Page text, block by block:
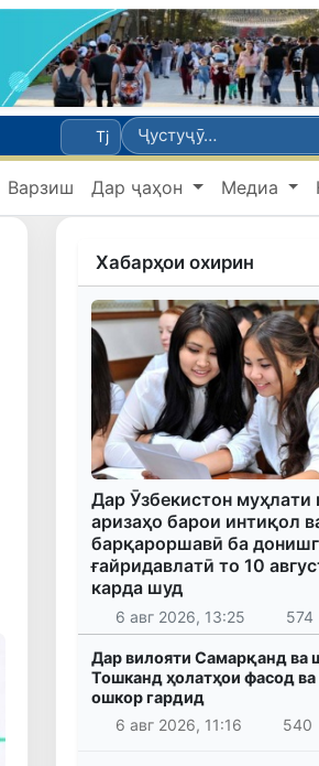
Tj
Варзиш Дар ҷаҳон Медиа
Хабарҳои охирин
Дар Ӯзбекистон муҳлати
аризаҳо барои интиқол
барқароршавӣ ба
ғайридавлатӣ то 10
карда шуд
6 авг 2026, 13:25 574
Дар вилояти Самарқанд ва
Тошканд ҳолатҳои фасод
ошкор гардид
6 авг 2026, 11:16
540